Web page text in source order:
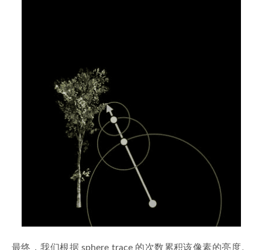
最终，我们根据 sphere trace 的次数累积该像素的亮度。